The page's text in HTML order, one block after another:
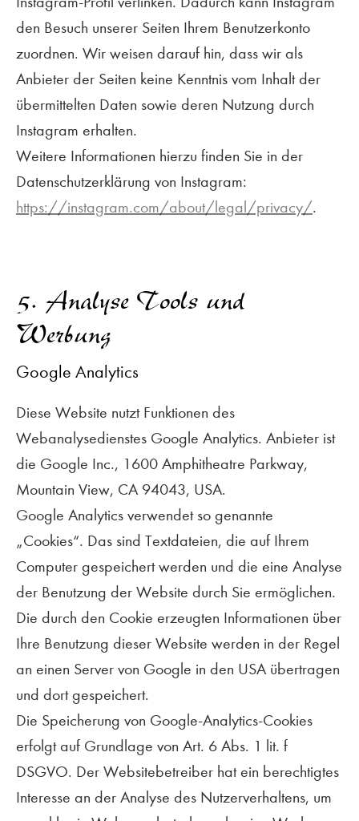
den Besuch unserer Seiten Ihrem Benutzerkonto
zuordnen. Wir weisen darauf hin, dass wir als
Anbieter der Seiten keine Kenntnis vom Inhalt der
übermittelten Daten sowie deren Nutzung durch
Instagram erhalten.
Weitere Informationen hierzu finden Sie in der
Datenschutzerklärung von Instagram:
https://instagram.com/about/legal/privacy/.
5. Analyse Tools und
Werbung
Google Analytics
Diese Website nutzt Funktionen des
Webanalysedienstes Google Analytics. Anbieter ist
die Google Inc., 1600 Amphitheatre Parkway,
Mountain View, CA 94043, USA.
Google Analytics verwendet so genannte
„Cookies“. Das sind Textdateien, die auf Ihrem
Computer gespeichert werden und die eine Analyse
der Benutzung der Website durch Sie ermöglichen.
Die durch den Cookie erzeugten Informationen über
Ihre Benutzung dieser Website werden in der Regel
an einen Server von Google in den USA übertragen
und dort gespeichert.
Die Speicherung von Google-Analytics-Cookies
erfolgt auf Grundlage von Art. 6 Abs. 1 lit. f
DSGVO. Der Websitebetreiber hat ein berechtigtes
Interesse an der Analyse des Nutzerverhaltens, um